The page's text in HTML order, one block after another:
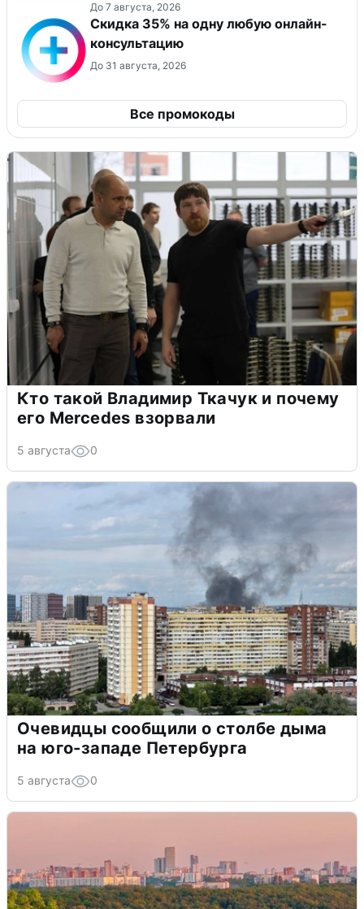
До 7 августа, 2026
Скидка 35% на одну любую онлайн-
консультацию
До 31 августа, 2026
Все промокоды
Кто такой Владимир Ткачук и почему
его Mercedes взорвали
5 августа 0
Очевидцы сообщили о столбе дыма
на юго-западе Петербурга
5 августа 0